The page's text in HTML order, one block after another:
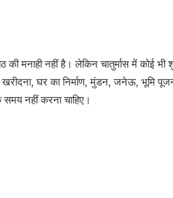
की मनाही नहीं है। लेकिन चातुर्मास में कोई
खरीदना, घर का निर्माण, मुंडन, जनेऊ, भूमि
नहीं करना चाहिए।